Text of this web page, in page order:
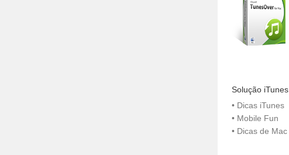
Solução iTunes
• Dicas iTunes
• Mobile Fun
• Dicas de Mac